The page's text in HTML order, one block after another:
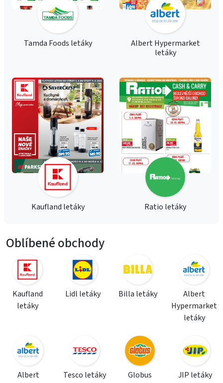
Tamda Foods letáky
Albert Hypermarket
letáky
Kaufland letáky Ratio letáky
Oblíbené obchody
Kaufland
letáky
Lidl letáky Billa letáky
Albert
Hypermarket
letáky
Albert
Tesco letáky
Globus
JIP letáky